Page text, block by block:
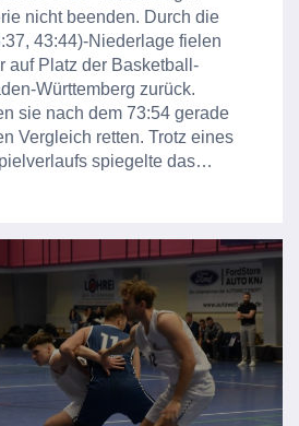
nicht beenden. Durch die
43:44)-Niederlage fielen
auf Platz der Basketball-
Württemberg zurück.
sie nach dem 73:54 gerade
Vergleich retten. Trotz eines
spiegelte das…